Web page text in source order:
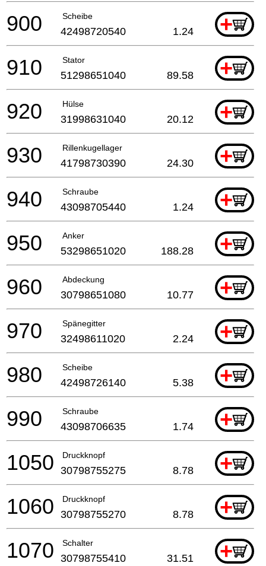
Scheibe +
900 42498720540 1.24
Stator +
910 51298651040 89.58
Hülse +
920 31998631040 20.12
Rillenkugellager +
930 41798730390 24.30
Schraube +
940 43098705440 1.24
Anker +
950 53298651020 188.28
Abdeckung +
960 30798651080 10.77
Spänegitter +
970 32498611020 2.24
Scheibe +
980 42498726140 5.38
Schraube +
990 43098706635 1.74
Druckknopf +
1050 30798755275 8.78
Druckknopf +
1060 30798755270 8.78
Schalter +
1070 30798755410 31.51